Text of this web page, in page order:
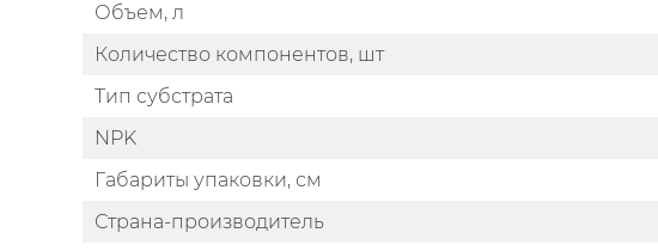
Объем, л
Количество компонентов, шт
Тип субстрата
NPK
Габариты упаковки, см
Страна-производитель